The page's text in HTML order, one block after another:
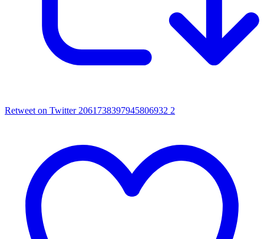
Retweet on Twitter 2061738397945806932 2